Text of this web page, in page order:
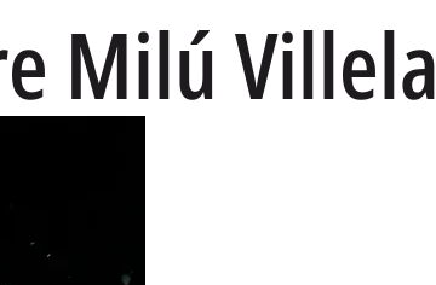
Milú Villela